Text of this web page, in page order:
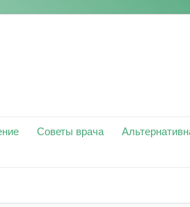
Советы врача